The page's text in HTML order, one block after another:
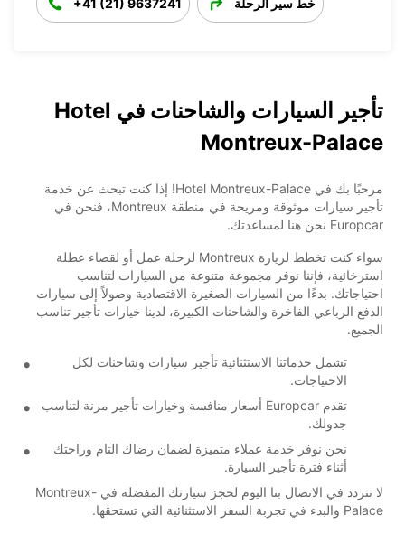
+41 (21) 9637241 خط سير الرحلة
تأجير السيارات والشاحنات في Hotel
Montreux-Palace
مرحبًا بك في Hotel Montreux-Palace! إذا كنت تبحث عن خدمة
تأجير سيارات موثوقة ومريحة في منطقة Montreux، فنحن في
Europcar نحن هنا لمساعدتك.
سواء كنت تخطط لزيارة Montreux لرحلة عمل أو لقضاء عطلة
استرخائية، فإننا نوفر مجموعة متنوعة من السيارات لتناسب
احتياجاتك. بدءًا من السيارات الصغيرة الاقتصادية وصولاً إلى سيارات
الدفع الرباعي الفاخرة والشاحنات الكبيرة، لدينا خيارات تأجير تناسب
الجميع.
تشمل خدماتنا الاستثنائية تأجير سيارات وشاحنات لكل
الاحتياجات.
تقدم Europcar أسعار منافسة وخيارات تأجير مرنة لتناسب
جدولك.
نحن نوفر خدمة عملاء متميزة لضمان رضاك التام وراحتك
أثناء فترة تأجير السيارة.
لا تتردد في الاتصال بنا اليوم لحجز سيارتك المفضلة في Montreux-
Palace والبدء في تجربة السفر الاستثنائية التي تستحقها.